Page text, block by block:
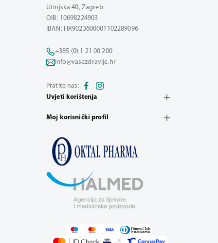
Utinjska 40, Zagreb
OIB: 10698224903
IBAN: HR9023600001102289096
+385 (0) 1 21 00 200
info@vasezdravlje.hr
Pratite nas:
Uvjeti korištenja
Moj korisnički profil